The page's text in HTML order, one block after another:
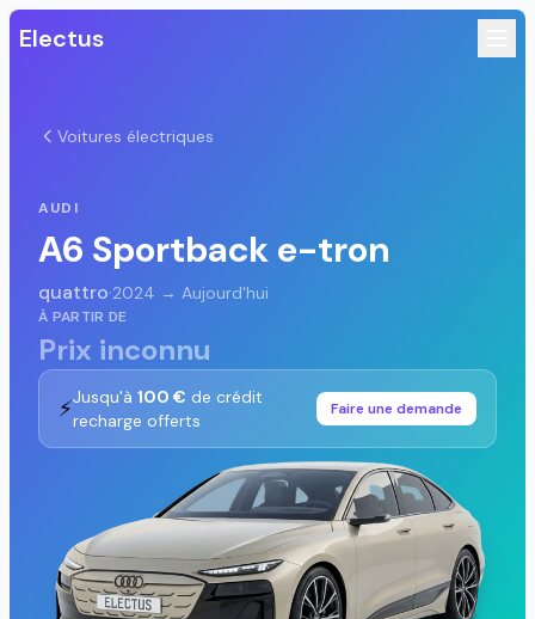
Electus
Voitures électriques
AUDI
A6 Sportback e-tron
quattro·2024 → Aujourd'hui
À PARTIR DE
Prix inconnu
⚡Jusqu'à 100 € de crédit
recharge offerts
Faire une demande